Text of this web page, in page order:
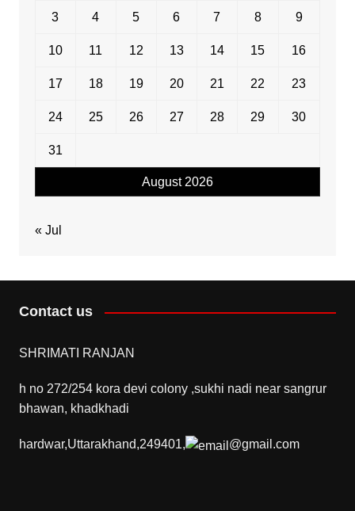
August 2026
3 4 5 6 7 8 9
10 11 12 13 14 15 16
17 18 19 20 21 22 23
24 25 26 27 28 29 30
31
« Jul
Contact us
SHRIMATI RANJAN
h no 272/254 kora devi colony ,sukhi nadi near sangrur
bhawan, khadkhadi
hardwar,Uttarakhand,249401, @gmail.com